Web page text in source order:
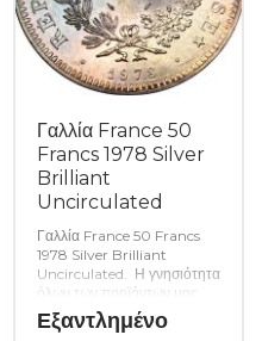
Γαλλία France 50
Francs 1978 Silver
Brilliant
Uncirculated
Γαλλία France 50 Francs
1978 Silver Brilliant
Uncirculated. Η γνησιότητα
όλων των προϊόντων μας
είναι εγγυημένη εφ όρου
ζωής ενώ τυχόν
Εξαντλημένο